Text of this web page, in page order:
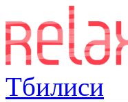
Тбилиси